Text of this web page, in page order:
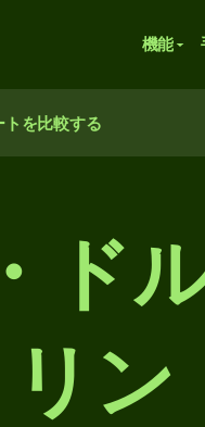
機能
を比較する
ド
ン